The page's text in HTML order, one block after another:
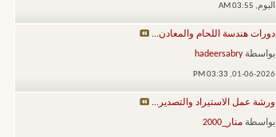
اليوم, 03:55 AM
دورات هندسة اللحام والمعادن...
بواسطةhadeersabry
01-06-2026,
03:33 PM
ورشة عمل الاستيراد والتصدير...
بواسطة منار_2000